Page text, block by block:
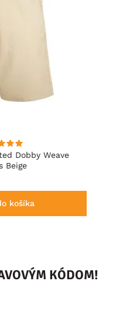
Dobby Weave
Beige
košíka
KÓDOM!